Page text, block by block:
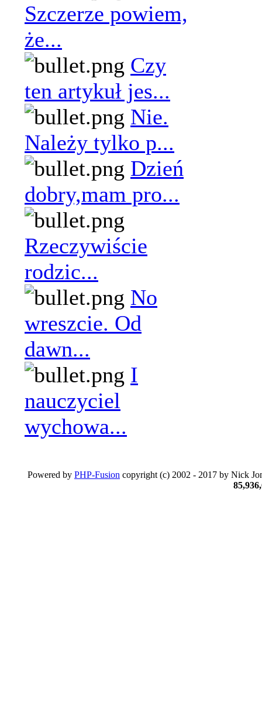
Szczerze powiem,
że...
Czy
ten artykuł jes...
Nie.
Należy tylko p...
Dzień
dobry,mam pro...
Rzeczywiście
rodzic...
No
wreszcie. Od
dawn...
I
nauczyciel
wychowa...
Powered by PHP-Fusion copyright (c) 2002 - 2017 by Nick